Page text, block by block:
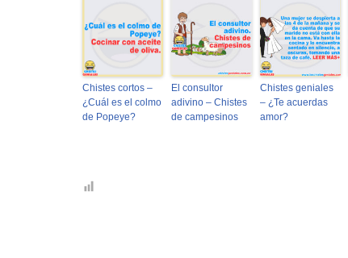
Chistes cortos –
¿Cuál es el colmo
de Popeye?
El consultor
adivino – Chistes
de campesinos
Chistes geniales
– ¿Te acuerdas
amor?